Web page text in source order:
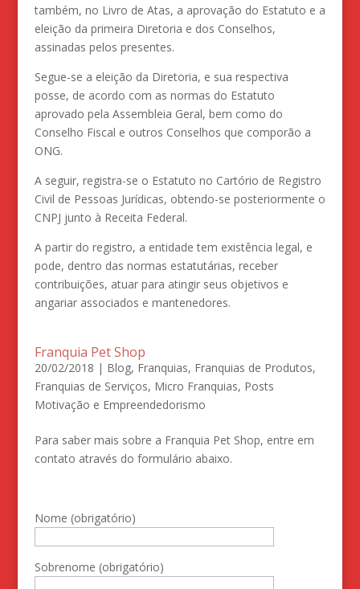
também, no Livro de Atas, a aprovação do Estatuto e a
eleição da primeira Diretoria e dos Conselhos,
assinadas pelos presentes.
Segue-se a eleição da Diretoria, e sua respectiva
posse, de acordo com as normas do Estatuto
aprovado pela Assembleia Geral, bem como do
Conselho Fiscal e outros Conselhos que comporão a
ONG.
A seguir, registra-se o Estatuto no Cartório de Registro
Civil de Pessoas Jurídicas, obtendo-se posteriormente o
CNPJ junto à Receita Federal.
A partir do registro, a entidade tem existência legal, e
pode, dentro das normas estatutárias, receber
contribuições, atuar para atingir seus objetivos e
angariar associados e mantenedores.
Franquia Pet Shop
20/02/2018 | Blog, Franquias, Franquias de Produtos,
Franquias de Serviços, Micro Franquias, Posts
Motivação e Empreendedorismo
Para saber mais sobre a Franquia Pet Shop, entre em
contato através do formulário abaixo.
Nome (obrigatório)
Sobrenome (obrigatório)